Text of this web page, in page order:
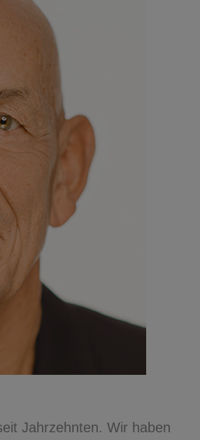
Jahrzehnten. Wir haben